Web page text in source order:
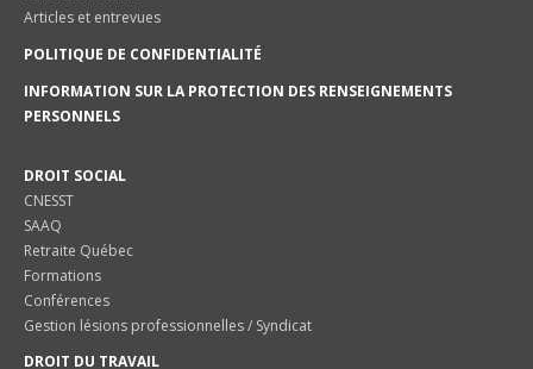
Articles et entrevues
POLITIQUE DE CONFIDENTIALITÉ
INFORMATION SUR LA PROTECTION DES RENSEIGNEMENTS
PERSONNELS
DROIT SOCIAL
CNESST
SAAQ
Retraite Québec
Formations
Conférences
Gestion lésions professionnelles / Syndicat
DROIT DU TRAVAIL